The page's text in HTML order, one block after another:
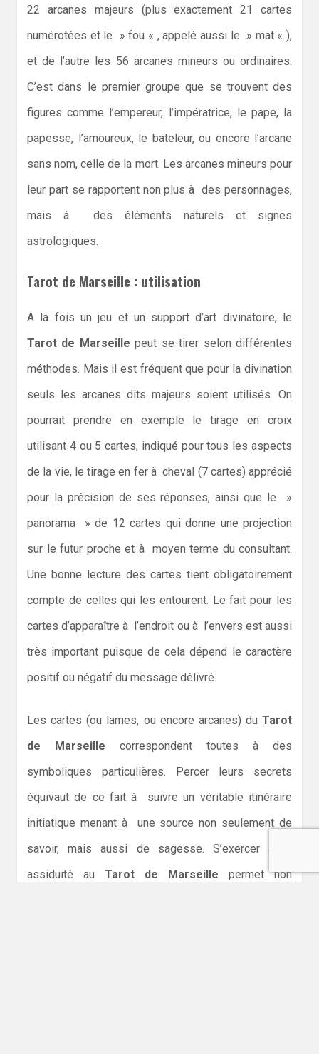
22 arcanes majeurs (plus exactement 21 cartes
numérotées et le » fou « , appelé aussi le » mat « ),
et de l’autre les 56 arcanes mineurs ou ordinaires.
C’est dans le premier groupe que se trouvent des
figures comme l’empereur, l’impératrice, le pape, la
papesse, l’amoureux, le bateleur, ou encore l’arcane
sans nom, celle de la mort. Les arcanes mineurs pour
leur part se rapportent non plus à des personnages,
mais à des éléments naturels et signes
astrologiques.
Tarot de Marseille : utilisation
A la fois un jeu et un support d’art divinatoire, le
Tarot de Marseillepeut se tirer selon différentes
méthodes. Mais il est fréquent que pour la divination
seuls les arcanes dits majeurs soient utilisés. On
pourrait prendre en exemple le tirage en croix
utilisant 4 ou 5 cartes, indiqué pour tous les aspects
de la vie, le tirage en fer à cheval (7 cartes) apprécié
pour la précision de ses réponses, ainsi que le »
panorama » de 12 cartes qui donne une projection
sur le futur proche et à moyen terme du consultant.
Une bonne lecture des cartes tient obligatoirement
compte de celles qui les entourent. Le fait pour les
cartes d’apparaître à l’endroit ou à l’envers est aussi
très important puisque de cela dépend le caractère
positif ou négatif du message délivré.
Les cartes (ou lames, ou encore arcanes) du Tarot
de Marseille correspondent toutes à des
symboliques particulières. Percer leurs secrets
équivaut de ce fait à suivre un véritable itinéraire
initiatique menant à une source non seulement de
savoir, mais aussi de sagesse. S’exercer avec
assiduité au Tarot de Marseille permet non